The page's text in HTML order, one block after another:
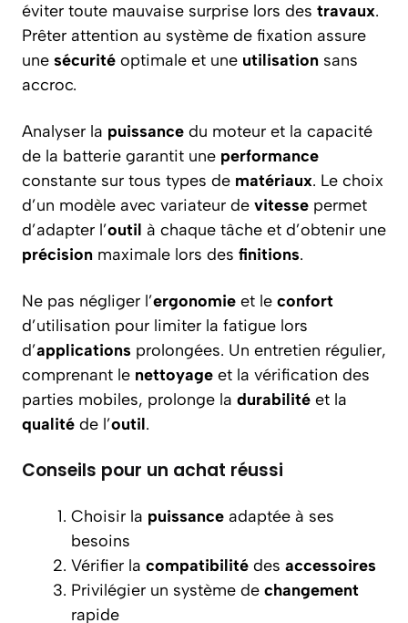
éviter toute mauvaise surprise lors des travaux.
Prêter attention au système de fixation assure
une sécurité optimale et une utilisation sans
accroc.
Analyser la puissance du moteur et la capacité
de la batterie garantit une performance
constante sur tous types de matériaux. Le choix
d’un modèle avec variateur de vitesse permet
d’adapter l’outil à chaque tâche et d’obtenir une
précision maximale lors des finitions.
Ne pas négliger l’ergonomie et le confort
d’utilisation pour limiter la fatigue lors
d’applications prolongées. Un entretien régulier,
comprenant le nettoyage et la vérification des
parties mobiles, prolonge la durabilité et la
qualité de l’outil.
Conseils pour un achat réussi
Choisir la puissance adaptée à ses
besoins
Vérifier la compatibilité des accessoires
Privilégier un système de changement
rapide